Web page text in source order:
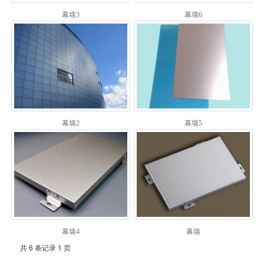
幕墙3 幕墙6
幕墙2 幕墙5
幕墙4 幕墙
共 6 条记录 1 页